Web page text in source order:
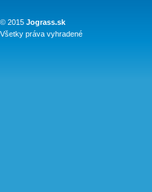
© 2015 Jograss.sk
Všetky práva vyhradené